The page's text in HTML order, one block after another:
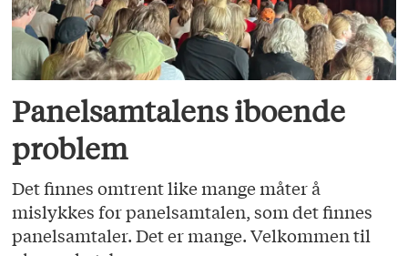
Panelsamtalens iboende
problem
Det finnes omtrent like mange måter å
mislykkes for panelsamtalen, som det finnes
panelsamtaler. Det er mange. Velkommen til